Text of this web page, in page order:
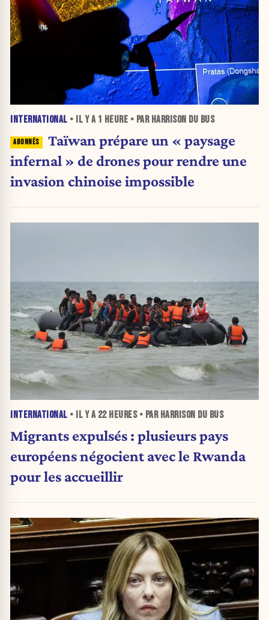
INTERNATIONAL • IL Y A 1 HEURE • PAR HARRISON DU BUS
Taïwan prépare un « paysage
infernal » de drones pour rendre une
invasion chinoise impossible
INTERNATIONAL • IL Y A 22 HEURES• PAR HARRISON DU BUS
Migrants expulsés : plusieurs pays
européens négocient avec le Rwanda
pour les accueillir